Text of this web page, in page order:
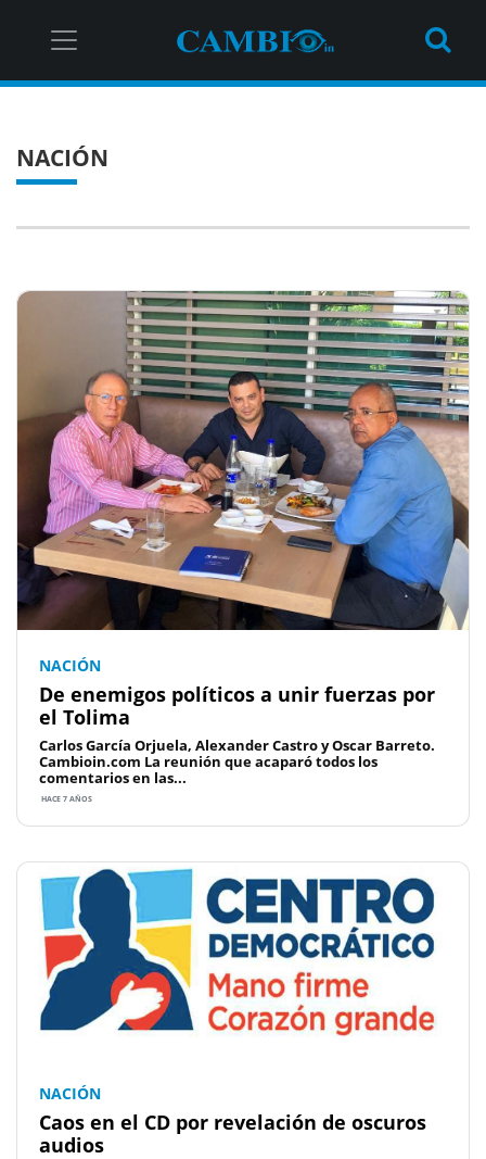
NACIÓN
NACIÓN
De enemigos políticos a unir fuerzas por
el Tolima
Carlos García Orjuela, Alexander Castro y Oscar Barreto.
Cambioin.com La reunión que acaparó todos los
comentarios en las...
HACE 7 AÑOS
NACIÓN
Caos en el CD por revelación de oscuros
audios